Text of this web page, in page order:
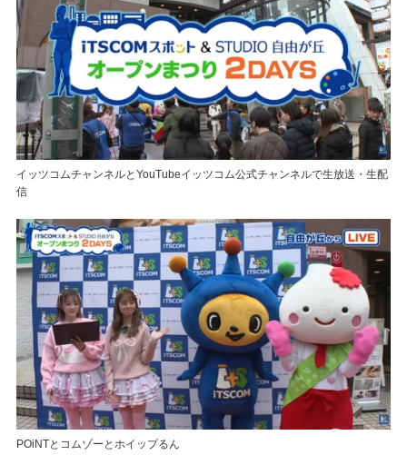
イッツコムチャンネルとYouTubeイッツコム公式チャンネルで生放送・生配
信
POiNTとコムゾーとホイップるん